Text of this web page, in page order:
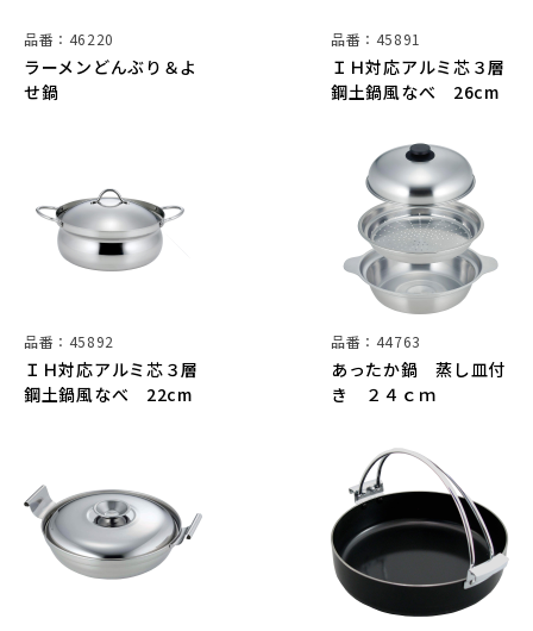
ラーメンどんぶり＆よ
せ鍋
品番：46220
ＩＨ対応アルミ芯３層
鋼土鍋風なべ 26cm
品番：45891
ＩＨ対応アルミ芯３層
鋼土鍋風なべ 22cm
品番：45892
あったか鍋 蒸し皿付
き ２４ｃｍ
品番：44763